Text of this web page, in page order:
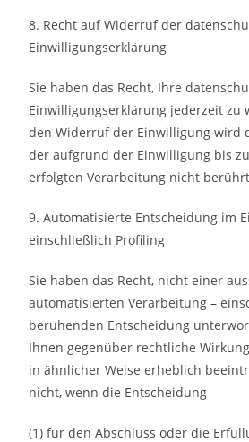
8. Recht auf Widerruf der
Einwilligungserklärung
Sie haben das Recht, Ihre
Einwilligungserklärung jederzeit zu
den Widerruf der Einwilligung wird
der aufgrund der Einwilligung bis
erfolgten Verarbeitung nicht
9. Automatisierte Entscheidung im
einschließlich Profiling
Sie haben das Recht, nicht einer
automatisierten Verarbeitung –
beruhenden Entscheidung
Ihnen gegenüber rechtliche
in ähnlicher Weise erheblich
nicht, wenn die Entscheidung
(1) für den Abschluss oder die